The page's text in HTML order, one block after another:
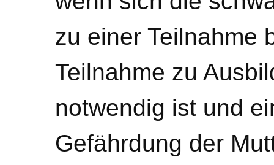
zu einer Teilnahme
Teilnahme zu
notwendig ist und
Gefährdung der